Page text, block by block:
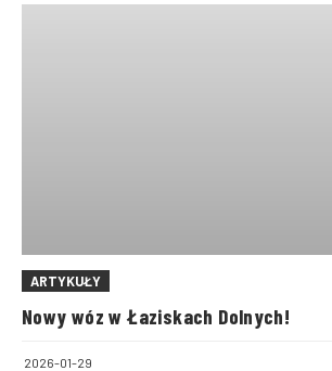
ARTYKUŁY
Nowy wóz w Łaziskach Dolnych!
2026-01-29